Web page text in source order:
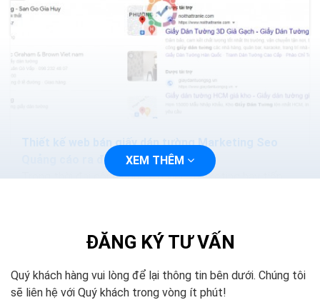
Thiết kế web bán giấy dán tường Marketing Seo
Quảng cáo ra đơn 100%
Trong thời đại công nghệ 4.0 việc marketing hay tiếp
XEM THÊM
ĐĂNG KÝ TƯ VẤN
Quý khách hàng vui lòng để lại thông tin bên dưới. Chúng tôi
sẽ liên hệ với Quý khách trong vòng ít phút!